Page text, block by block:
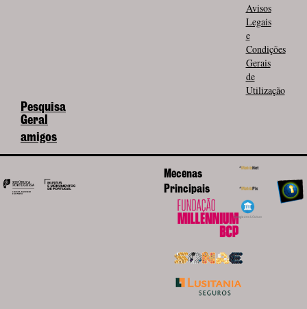
Avisos
Legais
e
Condições
Gerais
de
Utilização
Pesquisa
Geral
amigos
Mecenas
Principais